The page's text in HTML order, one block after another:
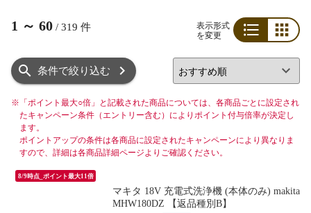
1 ～ 60 / 319 件
表示形式
を変更
条件で絞り込む
※ 「ポイント最大○倍」と記載された商品については、各商品ごとに設定され
たキャンペーン条件（エントリー含む）によりポイント付与倍率が決定し
ます。
ポイントアップの条件は各商品に設定されたキャンペーンにより異なりま
すので、詳細は各商品詳細ページよりご確認ください。
8/9時点_ポイント最大11倍
マキタ 18V 充電式洗浄機 (本体のみ) makita
MHW180DZ 【返品種別B】